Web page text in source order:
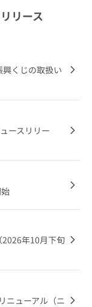
リース
興くじの取扱い
ースリリー
年10月下旬
ニューアル（ニ